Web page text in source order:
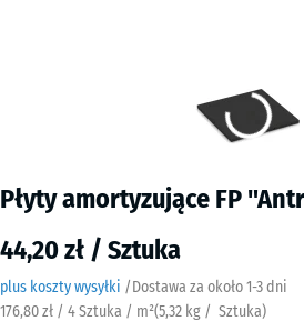
Płyty amortyzujące FP
44,20 zł / Sztuka
plus koszty wysyłki /Dostawa za około​ ​ ​​​1-3 dni
176,80 zł / 4 Sztuka / m²(5,32 kg / Sztuka)